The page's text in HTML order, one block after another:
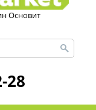
Основит
28